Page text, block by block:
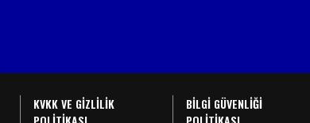
KVKK VE GİZLİLİK
BİLGİ GÜVENLİĞİ